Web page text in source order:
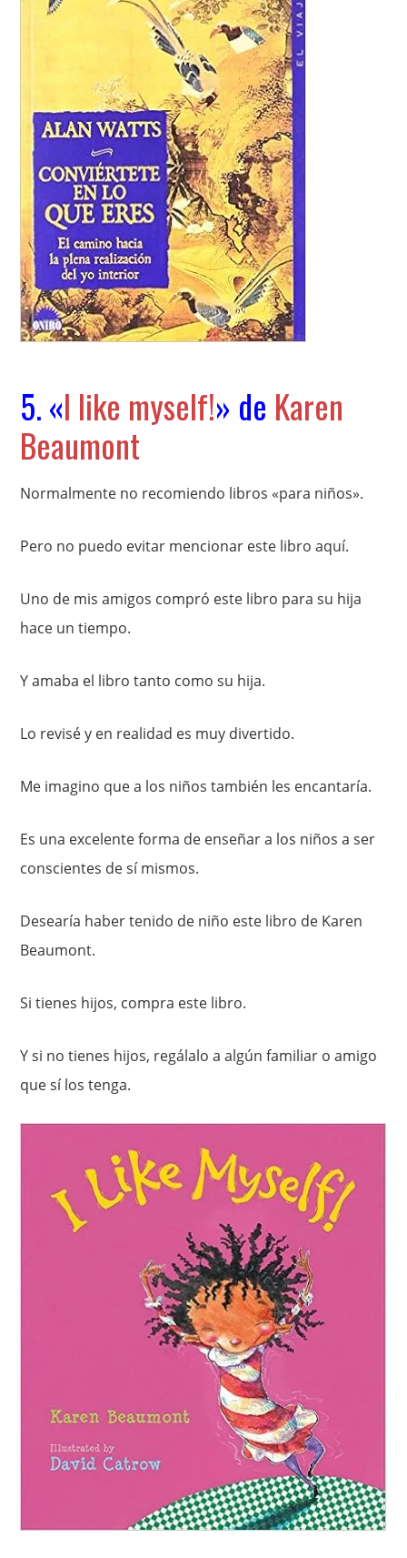
5. «I like myself!» de Karen
Beaumont
Normalmente no recomiendo libros «para niños».
Pero no puedo evitar mencionar este libro aquí.
Uno de mis amigos compró este libro para su hija
hace un tiempo.
Y amaba el libro tanto como su hija.
Lo revisé y en realidad es muy divertido.
Me imagino que a los niños también les encantaría.
Es una excelente forma de enseñar a los niños a ser
conscientes de sí mismos.
Desearía haber tenido de niño este libro de Karen
Beaumont.
Si tienes hijos, compra este libro.
Y si no tienes hijos, regálalo a algún familiar o amigo
que sí los tenga.